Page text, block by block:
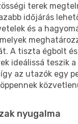
terek
időjárás
és a
A tiszta égbolt
ideálissá teszik
az utazók egy
nyugalma